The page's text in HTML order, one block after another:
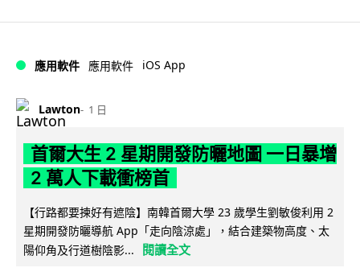
應用軟件 應用軟件 iOS App
Lawton 1 日
首爾大生 2 星期開發防曬地圖 一日暴增
2 萬人下載衝榜首
【行路都要揀好有遮陰】南韓首爾大學 23 歲學生劉敏俊利用 2
星期開發防曬導航 App「走向陰涼處」，結合建築物高度、太
陽仰角及行道樹陰影...
閱讀全文